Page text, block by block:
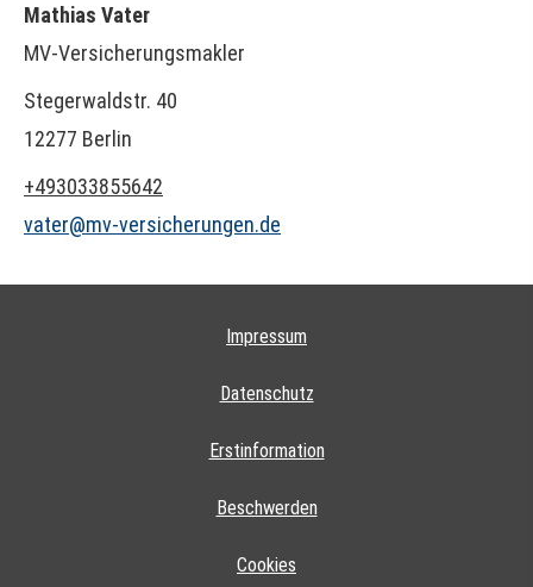
Mathias Vater
MV-Ver­sicherungs­makler
Stegerwaldstr. 40
12277 Berlin
+493033855642
vater@mv-versicherungen.de
Impressum
Datenschutz
Erstinformation
Beschwerden
Cookies